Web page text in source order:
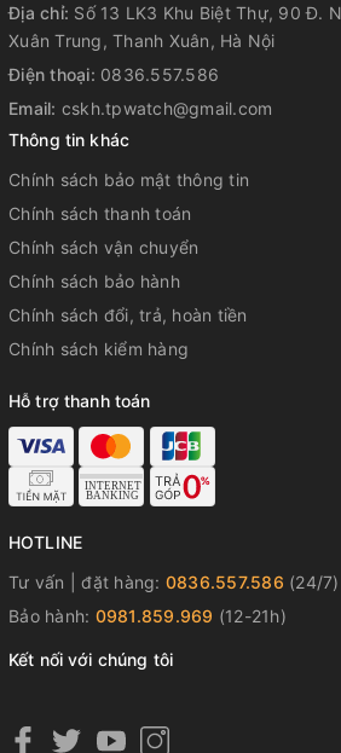
Địa chỉ: Số 13 LK3 Khu Biệt Thự, 90 Đ.
Xuân Trung, Thanh Xuân, Hà Nội
Điện thoại: 0836.557.586
Email: cskh.tpwatch@gmail.com
Thông tin khác
Chính sách bảo mật thông tin
Chính sách thanh toán
Chính sách vận chuyển
Chính sách bảo hành
Chính sách đổi, trả, hoàn tiền
Chính sách kiểm hàng
Hỗ trợ thanh toán
HOTLINE
Tư vấn | đặt hàng: 0836.557.586 (24/7)
Bảo hành: 0981.859.969 (12-21h)
Kết nối với chúng tôi